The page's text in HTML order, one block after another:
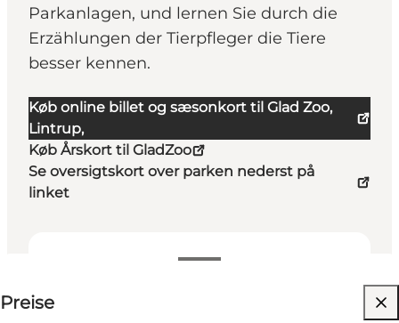
Parkanlagen, und lernen Sie durch die
Erzählungen der Tierpfleger die Tiere
besser kennen.
Køb online billet og sæsonkort til Glad Zoo,
Lintrup,
Køb Årskort til GladZoo
Se oversigtskort over parken nederst på
linket
Preise